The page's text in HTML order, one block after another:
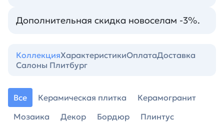
Дополнительная скидка новоселам -3%.
КоллекцияХарактеристикиОплатаДоставка
Салоны Плитбург
Все Керамическая плитка
Керамогранит
Мозаика
Декор Бордюр Плинтус